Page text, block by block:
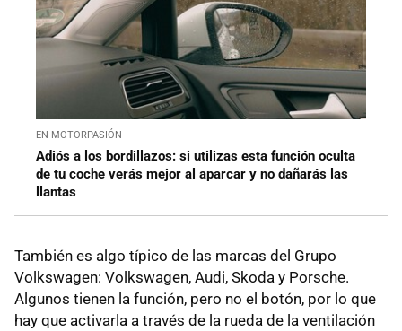
EN MOTORPASIÓN
Adiós a los bordillazos: si utilizas esta función oculta
de tu coche verás mejor al aparcar y no dañarás las
llantas
También es algo típico de las marcas del Grupo
Volkswagen: Volkswagen, Audi, Skoda y Porsche.
Algunos tienen la función, pero no el botón, por lo que
hay que activarla a través de la rueda de la ventilación